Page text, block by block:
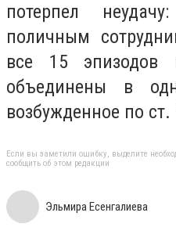
потерпел
поличным
все 15 эпизодов
объединены в
возбужденное по
Если вы заметили ошибку, выделите
сообщить об этом редакции
Эльмира Есенгалиева